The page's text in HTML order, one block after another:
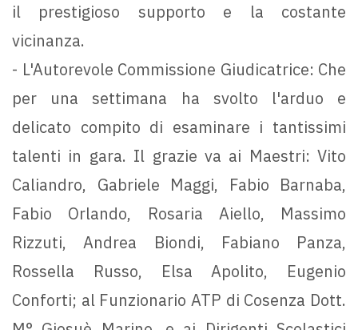
il prestigioso supporto e la costante
vicinanza.
- L'Autorevole Commissione Giudicatrice: Che
per una settimana ha svolto l'arduo e
delicato compito di esaminare i tantissimi
talenti in gara. Il grazie va ai Maestri: Vito
Caliandro, Gabriele Maggi, Fabio Barnaba,
Fabio Orlando, Rosaria Aiello, Massimo
Rizzuti, Andrea Biondi, Fabiano Panza,
Rossella Russo, Elsa Apolito, Eugenio
Conforti; al Funzionario ATP di Cosenza Dott.